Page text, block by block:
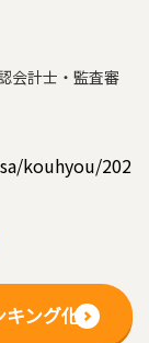
会計士・監査審
kouhyou/202
ング化